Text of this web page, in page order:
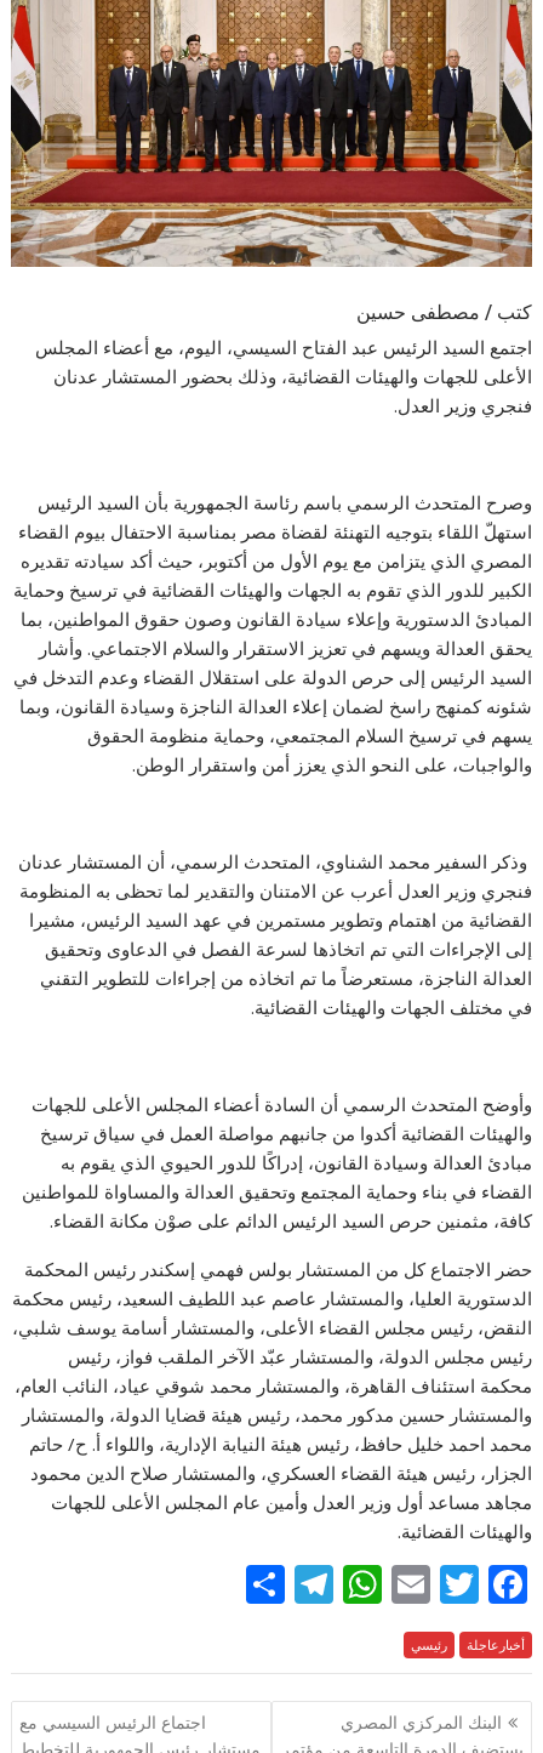
كتب / مصطفى حسين
اجتمع السيد الرئيس عبد الفتاح السيسي، اليوم، مع أعضاء المجلس
الأعلى للجهات والهيئات القضائية، وذلك بحضور المستشار عدنان
فنجري وزير العدل.
وصرح المتحدث الرسمي باسم رئاسة الجمهورية بأن السيد الرئيس
استهلّ اللقاء بتوجيه التهنئة لقضاة مصر بمناسبة الاحتفال بيوم القضاء
المصري الذي يتزامن مع يوم الأول من أكتوبر، حيث أكد سيادته تقديره
الكبير للدور الذي تقوم به الجهات والهيئات القضائية في ترسيخ وحماية
المبادئ الدستورية وإعلاء سيادة القانون وصون حقوق المواطنين، بما
يحقق العدالة ويسهم في تعزيز الاستقرار والسلام الاجتماعي. وأشار
السيد الرئيس إلى حرص الدولة على استقلال القضاء وعدم التدخل في
شئونه كمنهج راسخ لضمان إعلاء العدالة الناجزة وسيادة القانون، وبما
يسهم في ترسيخ السلام المجتمعي، وحماية منظومة الحقوق
والواجبات، على النحو الذي يعزز أمن واستقرار الوطن.
‏‎ وذكر السفير محمد الشناوي، المتحدث الرسمي، أن المستشار عدنان
فنجري وزير العدل أعرب عن الامتنان والتقدير لما تحظى به المنظومة
القضائية من اهتمام وتطوير مستمرين في عهد السيد الرئيس، مشيرا
إلى الإجراءات التي تم اتخاذها لسرعة الفصل في الدعاوى وتحقيق
العدالة الناجزة، مستعرضاً ما تم اتخاذه من إجراءات للتطوير التقني
في مختلف الجهات والهيئات القضائية.
وأوضح المتحدث الرسمي أن السادة أعضاء المجلس الأعلى للجهات
والهيئات القضائية أكدوا من جانبهم مواصلة العمل في سياق ترسيخ
مبادئ العدالة وسيادة القانون، إدراكًا للدور الحيوي الذي يقوم به
القضاء في بناء وحماية المجتمع وتحقيق العدالة والمساواة للمواطنين
كافة، مثمنين حرص السيد الرئيس الدائم على صوْن مكانة القضاء.
حضر الاجتماع كل من المستشار بولس فهمي إسكندر رئيس المحكمة
الدستورية العليا، والمستشار عاصم عبد اللطيف السعيد، رئيس محكمة
النقض، رئيس مجلس القضاء الأعلى، والمستشار أسامة يوسف شلبي،
رئيس مجلس الدولة، والمستشار عبّد الآخر الملقب فواز، رئيس
محكمة استئناف القاهرة، والمستشار محمد شوقي عياد، النائب العام،
والمستشار حسين مدكور محمد، رئيس هيئة قضايا الدولة، والمستشار
محمد احمد خليل حافظ، رئيس هيئة النيابة الإدارية، واللواء أ. ح/ حاتم
الجزار، رئيس هيئة القضاء العسكري، والمستشار صلاح الدين محمود
مجاهد مساعد أول وزير العدل وأمين عام المجلس الأعلى للجهات
والهيئات القضائية.
F
ac
e
b
o
T
w
itt
er
E
ai
l
W
at
s
A
T
e
gr
a
ar
e
أخبارعاجلة رئيسي
تصفّح
البنك المركزي المصري
اجتماع الرئيس السيسي مع